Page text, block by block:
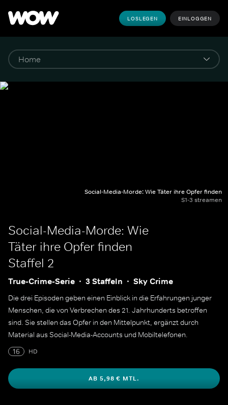
LOSLEGEN EINLOGGEN
Social-Media-Morde: Wie Täter ihre Opfer finden
S1-3 streamen
Social-Media-Morde: Wie
Täter ihre Opfer finden
Staffel 2
True-Crime-Serie 3 Staffeln Sky Crime
Die drei Episoden geben einen Einblick in die Erfahrungen junger
Menschen, die von Verbrechen des 21. Jahrhunderts betroffen
sind. Sie stellen das Opfer in den Mittelpunkt, ergänzt durch
Material aus Social-Media-Accounts und Mobiltelefonen.
16
HD
AB 5,98 € MTL.